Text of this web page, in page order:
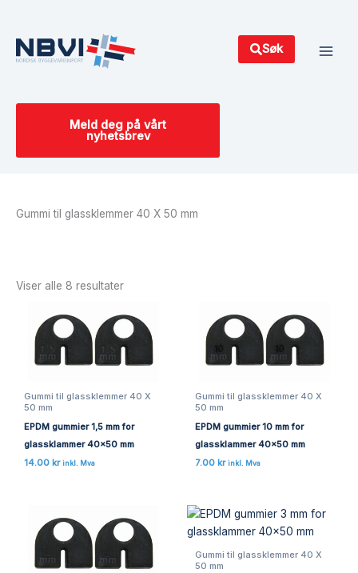
innholdet
Søk
Meld deg på vårt
nyhetsbrev
Gummi til glassklemmer 40 X 50 mm
Viser alle 8 resultater
Gummi til glassklemmer 40 X
50 mm
EPDM gummier 1,5 mm for
glassklammer 40×50 mm
14.00 kr inkl. Mva
Gummi til glassklemmer 40 X
50 mm
EPDM gummier 10 mm for
glassklammer 40×50 mm
7.00 kr inkl. Mva
Gummi til glassklemmer 40 X
50 mm